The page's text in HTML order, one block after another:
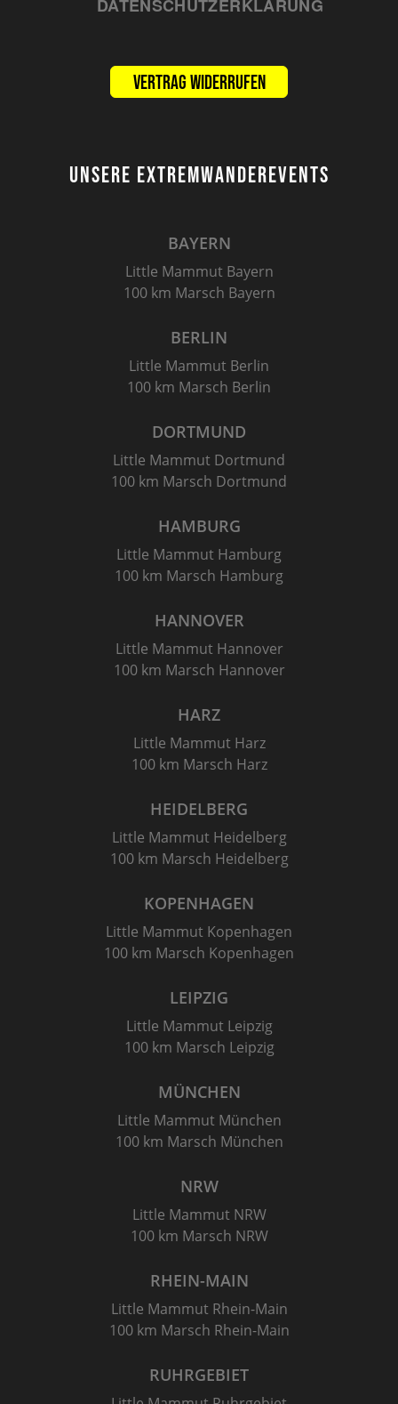
DATENSCHUTZERKLÄRUNG
Vertrag widerrufen
UNSERE EXTREMWANDEREVENTS
BAYERN
Little Mammut Bayern
100 km Marsch Bayern
BERLIN
Little Mammut Berlin
100 km Marsch Berlin
DORTMUND
Little Mammut Dortmund
100 km Marsch Dortmund
HAMBURG
Little Mammut Hamburg
100 km Marsch Hamburg
HANNOVER
Little Mammut Hannover
100 km Marsch Hannover
HARZ
Little Mammut Harz
100 km Marsch Harz
HEIDELBERG
Little Mammut Heidelberg
100 km Marsch Heidelberg
KOPENHAGEN
Little Mammut Kopenhagen
100 km Marsch Kopenhagen
LEIPZIG
Little Mammut Leipzig
100 km Marsch Leipzig
MÜNCHEN
Little Mammut München
100 km Marsch München
NRW
Little Mammut NRW
100 km Marsch NRW
RHEIN-MAIN
Little Mammut Rhein-Main
100 km Marsch Rhein-Main
RUHRGEBIET